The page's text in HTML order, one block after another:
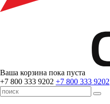
Ваша корзина пока пуста
+7 800 333 9202 +7 800 333 9202